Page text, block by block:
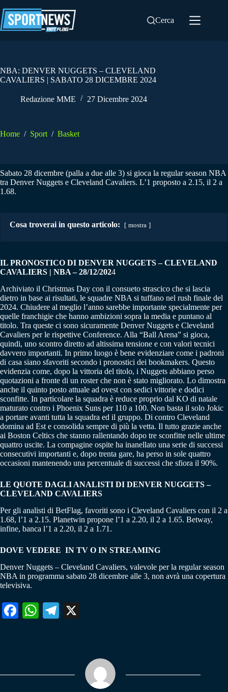
al
contenuto
Cerca
NBA: DENVER NUGGETS – CLEVELAND
CAVALIERS | SABATO 28 DICEMBRE 2024
Redazione MME 27 Dicembre 2024
Home / Sport / Basket
Sabato 28 dicembre (palla a due alle 3) si gioca la regular season NBA
tra Denver Nuggets e Cleveland Cavaliers. L’1 proposto a 2.15, il 2 a
1.68.
Cosa troverai in questo articolo: mostra
IL PRONOSTICO DI DENVER NUGGETS – CLEVELAND
CAVALIERS | NBA – 28/12/2024
Archiviato il Christmas Day con il consueto strascico che si lascia
dietro in base ai risultati, le squadre NBA si tuffano nel rush finale del
2024. Chiudere al meglio l’anno sarebbe importante specialmente per
quelle franchigie che hanno ambizioni sopra la media e puntano al
titolo. Tra queste ci sono sicuramente Denver Nuggets e Cleveland
Cavaliers per le rispettive Conference. Alla “Ball Arena” si gioca,
quindi, uno scontro diretto ad altissima tensione e con valori tecnici
davvero importanti. In primo luogo è bene evidenziare come i padroni
di casa siano sfavoriti secondo i pronostici dei bookmakers. Questo
evidenzia come, dopo la vittoria del titolo, i Nuggets abbiano perso
quotazioni a fronte di un roster che non è stato migliorato. Lo dimostra
anche il quinto posto attuale ad ovest con sedici vittorie e dodici
sconfitte. In particolare la squadra è reduce proprio dal KO di natale
maturato contro i Phoenix Suns per 110 a 100. Non basta il solo Jokic
a portare avanti tutta la squadra ed il gruppo. Di contro Cleveland
domina ad Est e consolida sempre di più la vetta. Il tutto grazie anche
ai Boston Celtics che stanno rallentando dopo tre sconfitte nelle ultime
quattro uscite. La compagine ospite ha inanellato una serie di successi
consecutivi importanti e, dopo trenta gare, ha perso in sole quattro
occasioni mantenendo una percentuale di successi che sfiora il 90%.
LE QUOTE DAGLI ANALISTI DI DENVER NUGGETS –
CLEVELAND CAVALIERS
Per gli analisti di BetFlag, favoriti sono i Cleveland Cavaliers con il 2 a
1.68, l’1 a 2.15. Planetwin propone l’1 a 2.20, il 2 a 1.65. Betway,
infine, banca l’1 a 2.20, il 2 a 1.71.
DOVE VEDERE IN TV O IN STREAMING
Denver Nuggets – Cleveland Cavaliers, valevole per la regular season
NBA in programma sabato 28 dicembre alle 3, non avrà una copertura
televisiva.
Fa W
pp
Te
m